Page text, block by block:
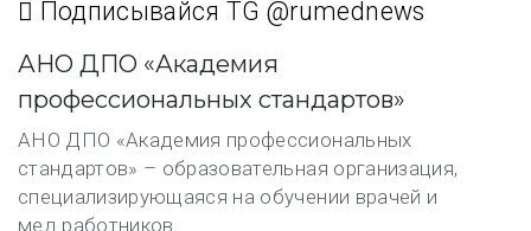
Подписывайся TG @rumednews
АНО ДПО «Академия
профессиональных стандартов»
АНО ДПО «Академия профессиональных
стандартов» – образовательная организация,
специализирующаяся на обучении врачей и
мед.работников.